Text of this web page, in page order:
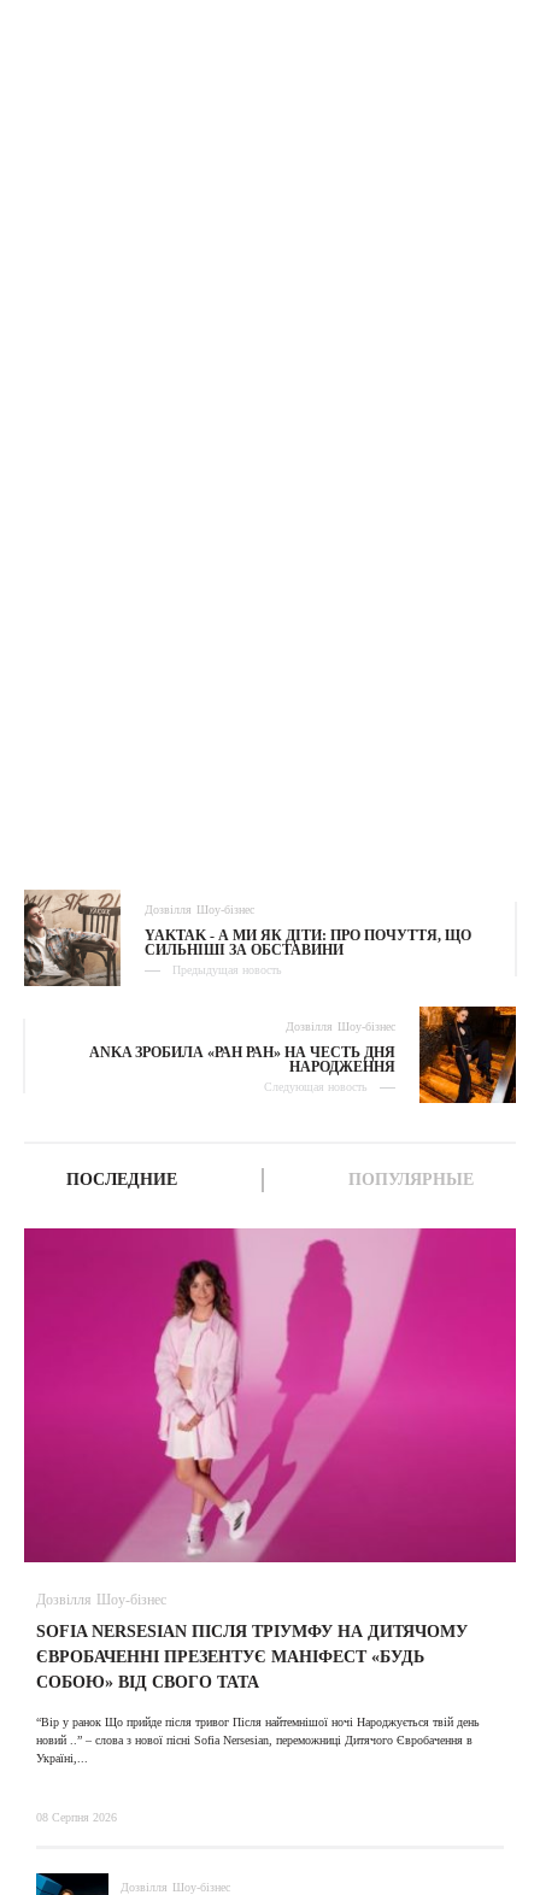
Дозвілля Шоу-бізнес
YAKTAK - А МИ ЯК ДІТИ: ПРО ПОЧУТТЯ, ЩО
СИЛЬНІШІ ЗА ОБСТАВИНИ
Предыдущая новость
Дозвілля Шоу-бізнес
ANKA ЗРОБИЛА «РАН РАН» НА ЧЕСТЬ ДНЯ
НАРОДЖЕННЯ
Следующая новость
ПОСЛЕДНИЕ ПОПУЛЯРНЫЕ
Дозвілля Шоу-бізнес
SOFIA NERSESIAN ПІСЛЯ ТРІУМФУ НА ДИТЯЧОМУ
ЄВРОБАЧЕННІ ПРЕЗЕНТУЄ МАНІФЕСТ «БУДЬ
СОБОЮ» ВІД СВОГО ТАТА
“Вір у ранок Що прийде після тривог Після найтемнішої ночі Народжується твій день
новий ..” – слова з нової пісні Sofia Nersesian, переможниці Дитячого Євробачення в
Україні,...
08 Серпня 2026
Дозвілля Шоу-бізнес